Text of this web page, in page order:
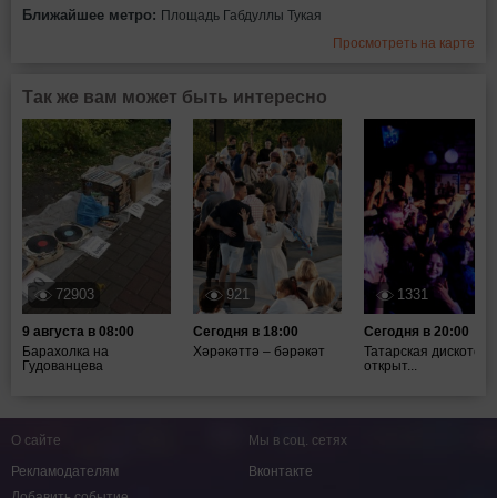
Ближайшее метро: Площадь Габдуллы Тукая
Просмотреть на карте
Так же вам может быть интересно
72903
9 августа в 08:00
Барахолка на
Гудованцева
921
Сегодня в 18:00
Хәрәкәттә – бәрәкәт
1331
Сегодня в 20:00
Татарская
открыт...
О сайте
Рекламодателям
Мы в соц. сетях
Вконтакте